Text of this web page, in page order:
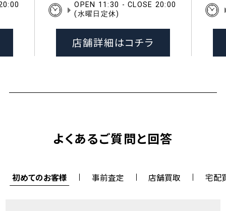
OPEN 11:30 - CLOSE 20:00
(水曜日定休)
店舗詳細はコチラ
よくあるご質問と回答
初めてのお客様 事前査定 店舗買取 宅配